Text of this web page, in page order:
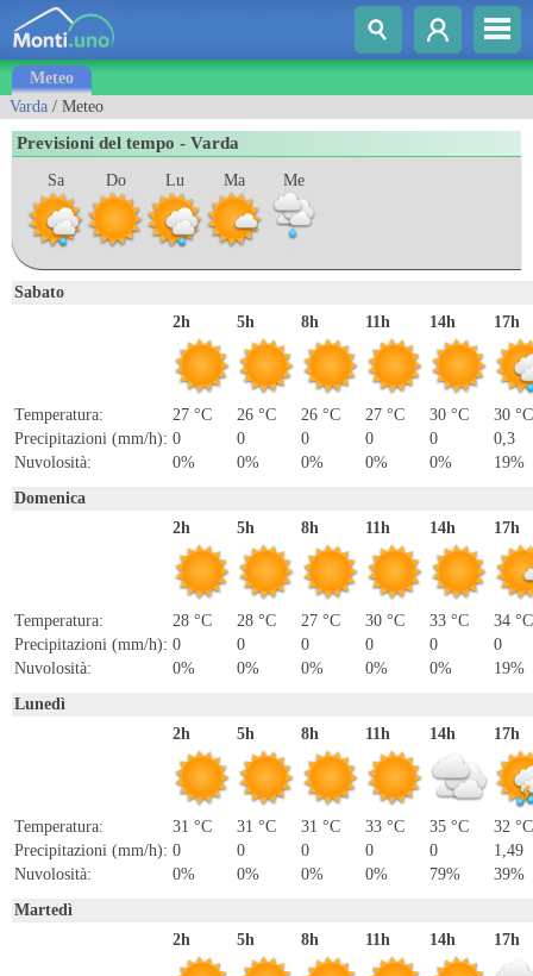
Meteo
Varda / Meteo
Previsioni del tempo - Varda
Sa Do Lu Ma Me
Sabato
2h
Temperatura:
27 °C
Precipitazioni (mm/h): 0
Nuvolosità:
0%
5h
26 °C
0
0%
8h
26 °C
0
0%
11h
27 °C
0
0%
14h
30 °C
0
0%
17h
30 °C
0,3
19%
Domenica
2h
Temperatura:
28 °C
Precipitazioni (mm/h): 0
Nuvolosità:
0%
5h
28 °C
0
0%
8h
27 °C
0
0%
11h
30 °C
0
0%
14h
33 °C
0
0%
17h
34 °C
0
19%
Lunedì
2h
Temperatura:
31 °C
Precipitazioni (mm/h): 0
Nuvolosità:
0%
5h
31 °C
0
0%
8h
31 °C
0
0%
11h
33 °C
0
0%
14h
35 °C
0
79%
17h
32 °C
1,49
39%
Martedì
2h
5h 8h 11h 14h 17h